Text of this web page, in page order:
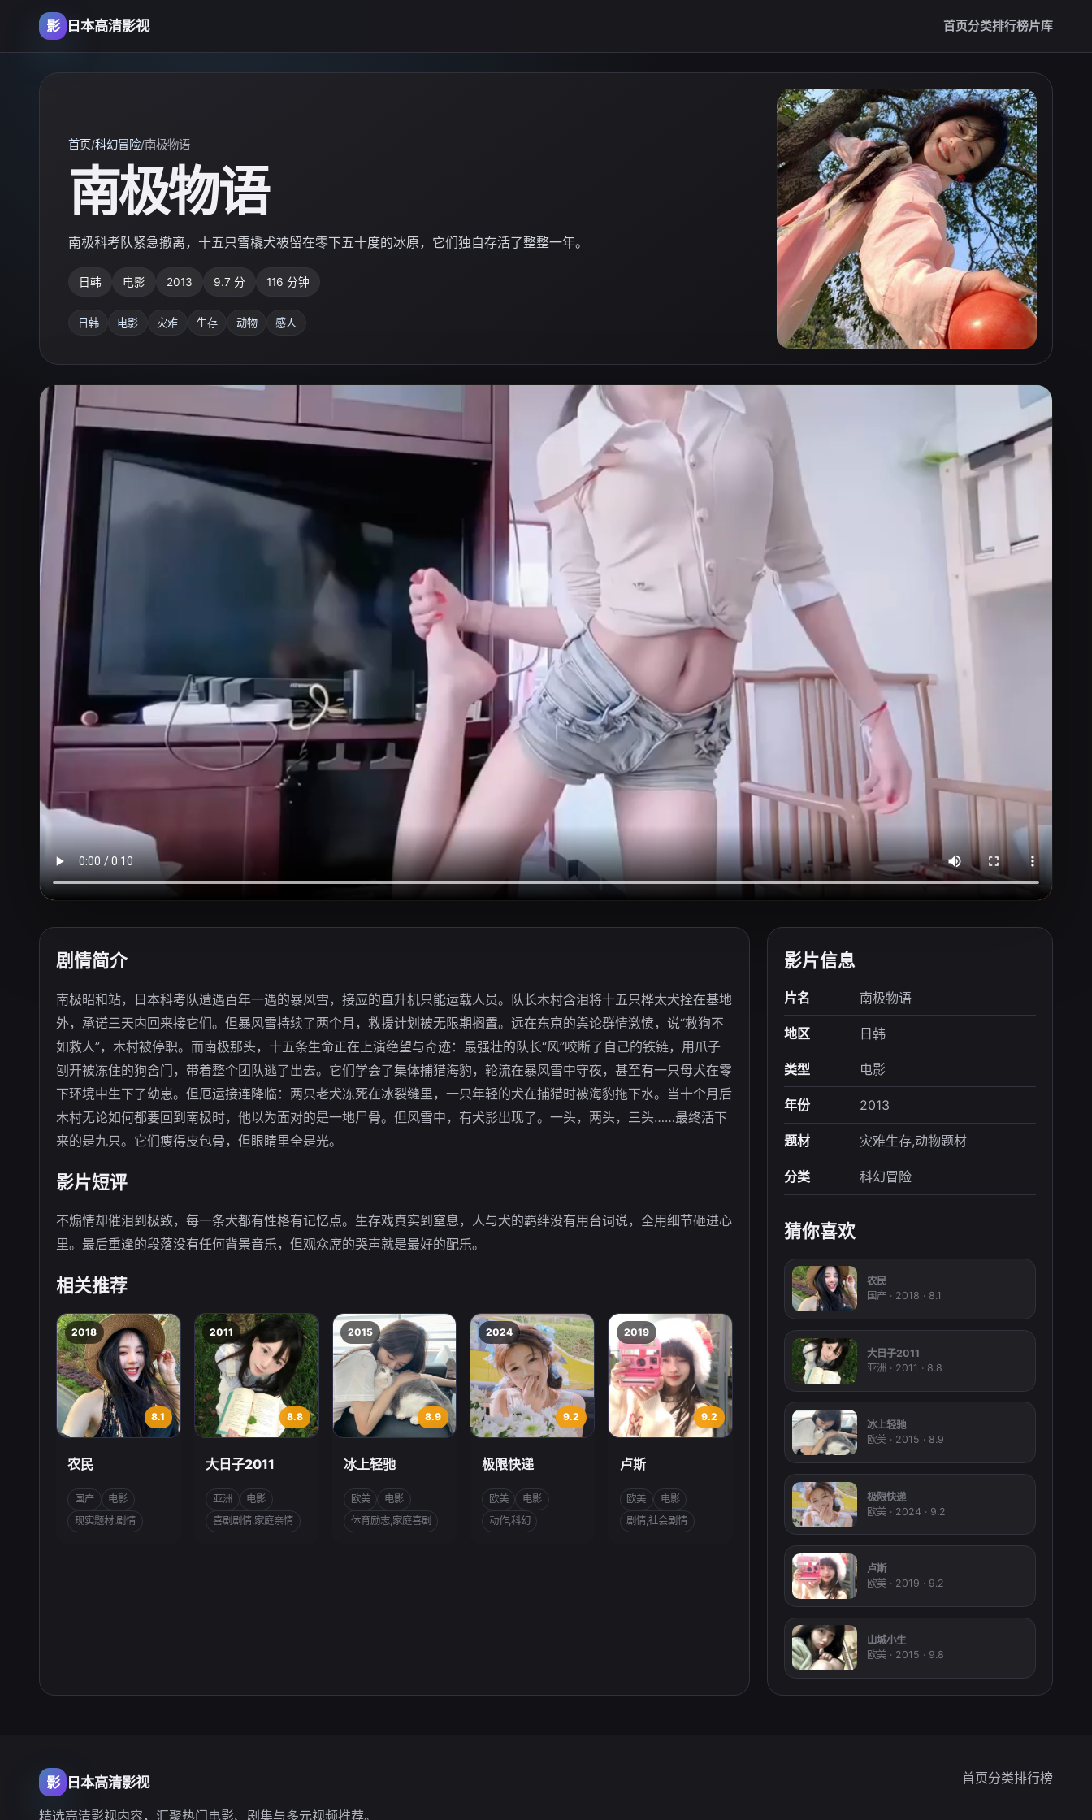
影 日本高清影视 首页分类排行榜片库
首页/科幻冒险/南极物语
南极物语
南极科考队紧急撤离，十五只雪橇犬被留在零下五十度的冰原，它们独自存活了整整一年。
日韩 电影 2013 9.7 分 116 分钟
日韩 电影 灾难 生存 动物 感人
剧情简介
南极昭和站，日本科考队遭遇百年一遇的暴风雪，接应的直升机只能运载人员。队长木村含泪将十五只桦太犬拴在基地
外，承诺三天内回来接它们。但暴风雪持续了两个月，救援计划被无限期搁置。远在东京的舆论群情激愤，说“救狗不
如救人”，木村被停职。而南极那头，十五条生命正在上演绝望与奇迹：最强壮的队长“风”咬断了自己的铁链，用爪子
刨开被冻住的狗舍门，带着整个团队逃了出去。它们学会了集体捕猎海豹，轮流在暴风雪中守夜，甚至有一只母犬在零
下环境中生下了幼崽。但厄运接连降临：两只老犬冻死在冰裂缝里，一只年轻的犬在捕猎时被海豹拖下水。当十个月后
木村无论如何都要回到南极时，他以为面对的是一地尸骨。但风雪中，有犬影出现了。一头，两头，三头……最终活下
来的是九只。它们瘦得皮包骨，但眼睛里全是光。
影片短评
不煽情却催泪到极致，每一条犬都有性格有记忆点。生存戏真实到窒息，人与犬的羁绊没有用台词说，全用细节砸进心
里。最后重逢的段落没有任何背景音乐，但观众席的哭声就是最好的配乐。
相关推荐
2018
8.1
农民
国产
电影
现实题材,剧情
2011
8.8
大日子2011
亚洲
电影
喜剧剧情,家庭亲情
2015
8.9
冰上轻驰
欧美
电影
体育励志,家庭喜剧
2024
9.2
极限快递
欧美
电影
动作,科幻
2019
9.2
卢斯
欧美
电影
剧情,社会剧情
影片信息
片名 南极物语
地区 日韩
类型 电影
年份 2013
题材 灾难生存,动物题材
分类 科幻冒险
猜你喜欢
农民
国产 · 2018 · 8.1
大日子2011
亚洲 · 2011 · 8.8
冰上轻驰
欧美 · 2015 · 8.9
极限快递
欧美 · 2024 · 9.2
卢斯
欧美 · 2019 · 9.2
山城小生
欧美 · 2015 · 9.8
影 日本高清影视
精选高清影视内容，汇聚热门电影、剧集与多元视频推荐。
首页分类排行榜